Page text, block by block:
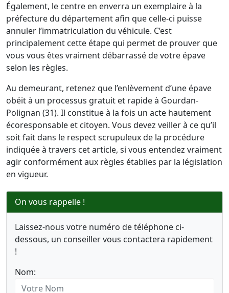
Également, le centre en enverra un exemplaire à la
préfecture du département afin que celle-ci puisse
annuler l’immatriculation du véhicule. C’est
principalement cette étape qui permet de prouver que
vous vous êtes vraiment débarrassé de votre épave
selon les règles.
Au demeurant, retenez que l’enlèvement d’une épave
obéit à un processus gratuit et rapide à Gourdan-
Polignan (31). Il constitue à la fois un acte hautement
écoresponsable et citoyen. Vous devez veiller à ce qu’il
soit fait dans le respect scrupuleux de la procédure
indiquée à travers cet article, si vous entendez vraiment
agir conformément aux règles établies par la législation
en vigueur.
On vous rappelle !
Laissez-nous votre numéro de téléphone ci-
dessous, un conseiller vous contactera rapidement
!
Nom: